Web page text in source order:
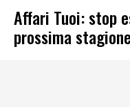
Affari Tuoi: stop
prossima stagione